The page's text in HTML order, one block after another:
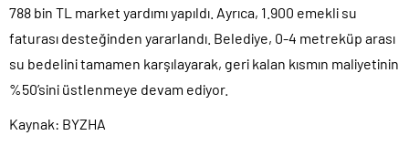
788 bin TL market yardımı yapıldı. Ayrıca, 1.900 emekli su
faturası desteğinden yararlandı. Belediye, 0-4 metreküp arası
su bedelini tamamen karşılayarak, geri kalan kısmın maliyetinin
%50’sini üstlenmeye devam ediyor.
Kaynak: BYZHA